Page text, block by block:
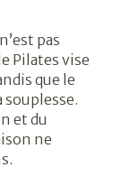
pas
Pilates vise
que le
souplesse.
et du
ne